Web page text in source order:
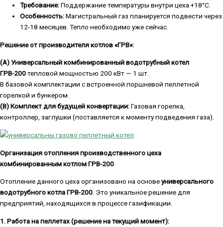
Требование:Поддержание температуры внутри цеха +18°C.
Особенность:Магистральный газ планируется подвести через
12-18 месяцев. Тепло необходимо уже сейчас.
Решение от производителя котлов «ГРВ»:
(A) Универсальный комбинированный водотрубный котел
ГРВ-200тепловой мощностью 200 кВт — 1 шт.
В базовой комплектации с встроенной поршневой пеллетной
горелкой и бункером.
(B) Комплект для будущей конвертации:Газовая горелка,
контроллер, заглушки (поставляется к моменту подведения газа).
Организация отопления производственного цеха
комбинированным котлом ГРВ-200
Отопление данного цеха организовано на основеуниверсального
водотрубного котла ГРВ-200 . Это уникальное решение для
предприятий, находящихся в процессе газификации.
1. Работа на пеллетах (решение на текущий момент):